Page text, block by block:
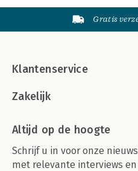
Gratis
Klantenservice
Zakelijk
Altijd op de hoogte
Schrijf u in voor onze
met relevante interviews